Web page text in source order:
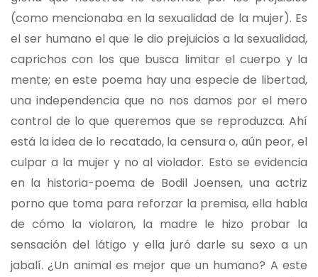
(como mencionaba en la sexualidad de la mujer). Es
el ser humano el que le dio prejuicios a la sexualidad,
caprichos con los que busca limitar el cuerpo y la
mente; en este poema hay una especie de libertad,
una independencia que no nos damos por el mero
control de lo que queremos que se reproduzca. Ahí
está la idea de lo recatado, la censura o, aún peor, el
culpar a la mujer y no al violador. Esto se evidencia
en la historia-poema de Bodil Joensen, una actriz
porno que toma para reforzar la premisa, ella habla
de cómo la violaron, la madre le hizo probar la
sensación del látigo y ella juró darle su sexo a un
jabalí. ¿Un animal es mejor que un humano? A este